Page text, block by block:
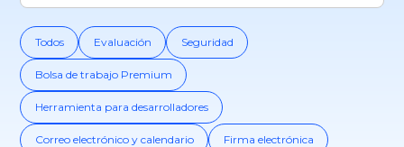
Todos Evaluación Seguridad
Bolsa de trabajo Premium
Herramienta para desarrolladores
Correo electrónico y calendario Firma electrónica